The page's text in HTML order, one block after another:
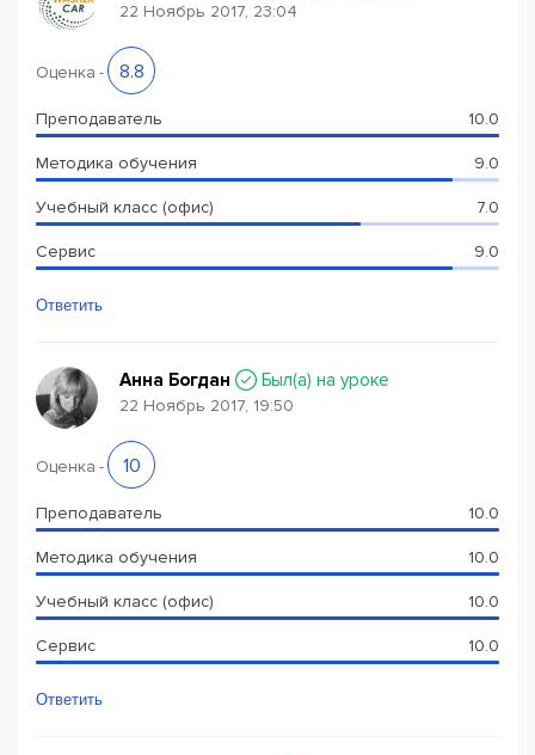
22 Ноябрь 2017, 23:04
Оценка - 8.8
Преподаватель 10.0
Методика обучения 9.0
Учебный класс (офис) 7.0
Сервис 9.0
Ответить
Анна Богдан Был(a) на уроке
22 Ноябрь 2017, 19:50
Оценка - 10
Преподаватель 10.0
Методика обучения 10.0
Учебный класс (офис) 10.0
Сервис 10.0
Ответить